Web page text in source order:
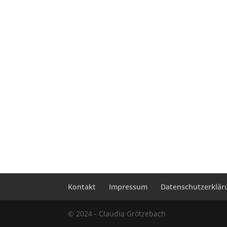
Kontakt Impressum
© 2024 - Claudia Grötzebach